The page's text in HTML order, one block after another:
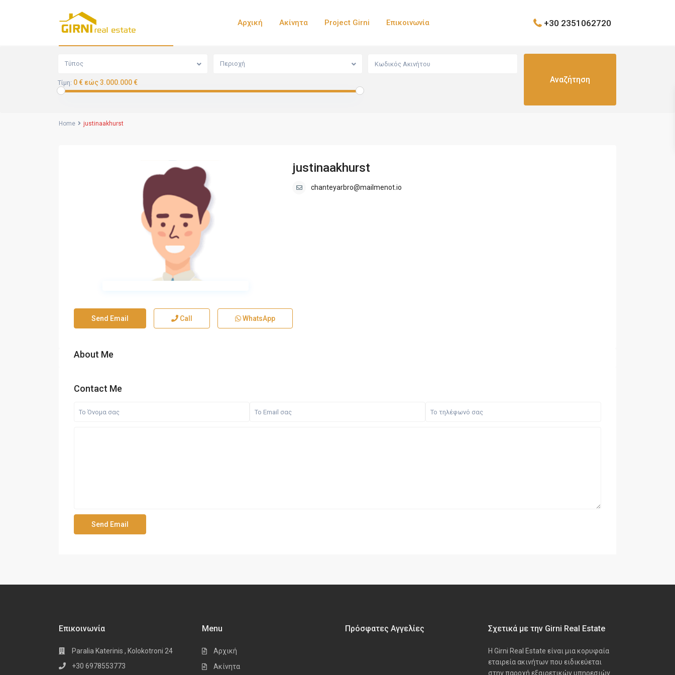
Αρχική Ακίνητα Project Girni Επικοινωνία +30 2351062720
Τύπος Περιοχή
Τίμη: 0 € εώς 3.000.000 €
Home justinaakhurst
justinaakhurst
chanteyarbro@mailmenot.io
Send Email Call WhatsApp
About Me
Contact Me
Επικοινωνία
Paralia Katerinis , Kolokotroni 24
+30 6978553773
Menu
Αρχική
Ακίνητα
Πρόσφατες Αγγελίες Σχετικά με την Girni Real Estate
Η Girni Real Estate είναι μια κορυφαία
εταιρεία ακινήτων που ειδικεύεται
στην παροχή εξαιρετικών υπηρεσιών